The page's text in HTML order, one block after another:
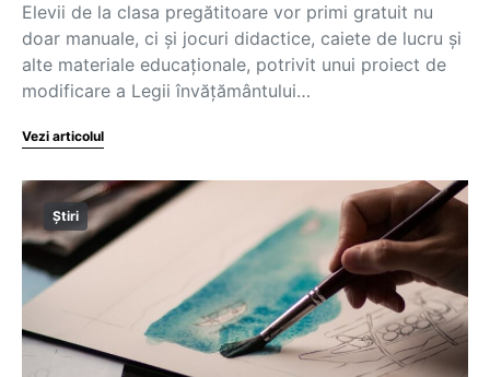
Elevii de la clasa pregătitoare vor primi gratuit nu
doar manuale, ci și jocuri didactice, caiete de lucru și
alte materiale educaționale, potrivit unui proiect de
modificare a Legii învățământului…
Vezi articolul
Știri